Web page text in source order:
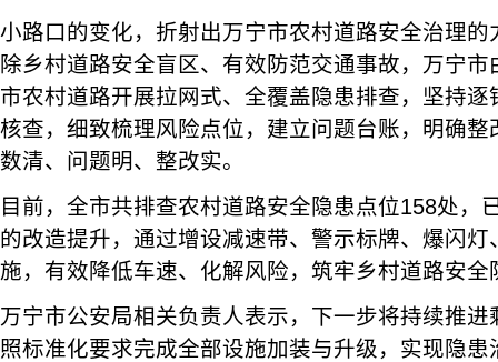
小路口的变化，折射出万宁市农村道路安全治理
除乡村道路安全盲区、有效防范交通事故，万宁
市农村道路开展拉网式、全覆盖隐患排查，坚持
核查，细致梳理风险点位，建立问题台账，明确
数清、问题明、整改实。
目前，全市共排查农村道路安全隐患点位158处，
的改造提升，通过增设减速带、警示标牌、爆闪
施，有效降低车速、化解风险，筑牢乡村道路安全
万宁市公安局相关负责人表示，下一步将持续推
照标准化要求完成全部设施加装与升级，实现隐